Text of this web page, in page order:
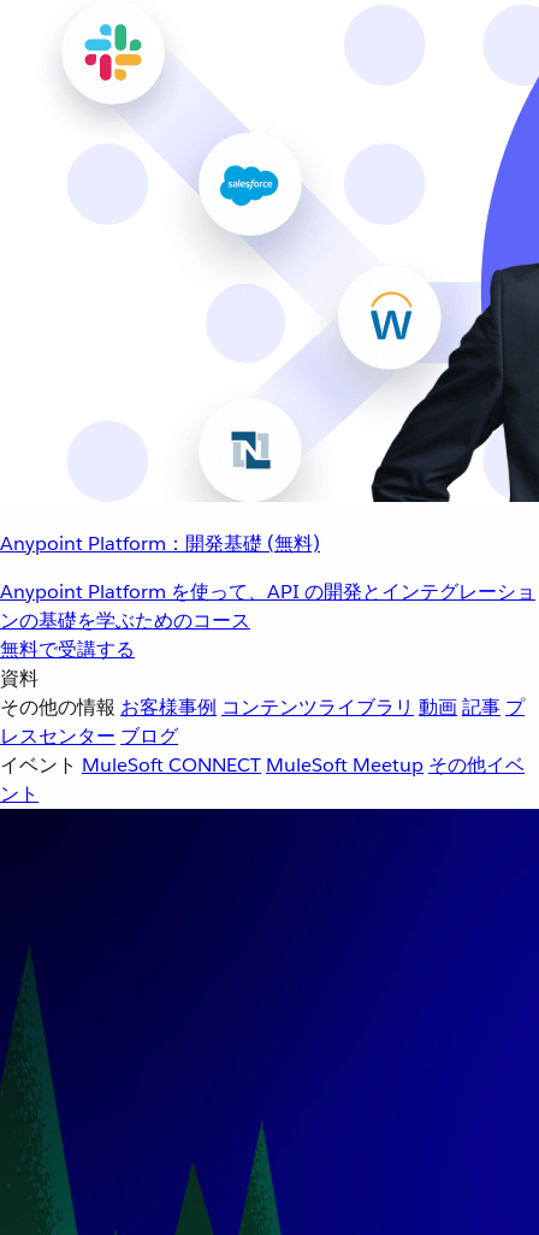
Anypoint Platform：開発基礎 (無料)
Anypoint Platform を使って、API の開発とインテグレーショ
ンの基礎を学ぶためのコース
無料で受講する
資料
その他の情報 お客様事例 コンテンツライブラリ 動画記事 プ
レスセンター ブログ
イベント MuleSoft CONNECT MuleSoft Meetup その他イベ
ント